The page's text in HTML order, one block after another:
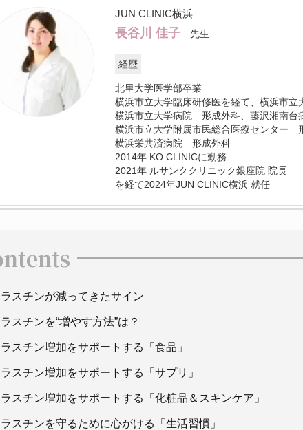
JUN CLINIC横浜
長谷川 佳子 先生
経歴
北里大学医学部卒業
横浜市立大学臨床研修医を経て、横浜市立
横浜市立大学病院 形成外科、藤沢湘南
横浜市立大学附属市民総合医療センター
横浜栄共済病院 形成外科
2014年 KO CLINICに勤務
2021年 ルサンククリニック銀座院 院長
を経て2024年JUN CLINIC横浜 就任
スチンが減ってきたサイン
スチンを“増やす方法”は？
スチン増加をサポートする「食品」
スチン増加をサポートする「サプリ」
スチン増加をサポートする「化粧品＆スキンケア」
スチンを守るために心がける「生活習慣」